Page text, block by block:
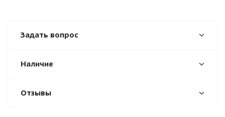
Задать вопрос
Наличие
Отзывы